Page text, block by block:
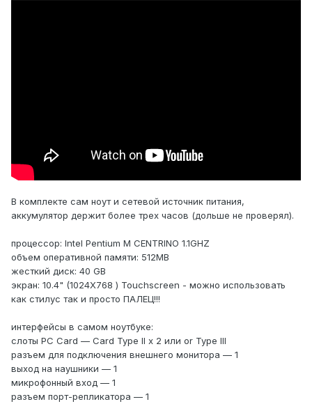
В комплекте сам ноут и сетевой источник питания,
аккумулятор держит более трех часов (дольше не проверял).
процессор: Intel Pentium M CENTRINO 1.1GHZ
объем оперативной памяти: 512MB
жесткий диск: 40 GB
экран: 10.4" (1024X768 ) Touchscreen - можно использовать
как стилус так и просто ПАЛЕЦ!!!
интерфейсы в самом ноутбуке:
слоты PC Card — Card Type II х 2 или or Type III
разъем для подключения внешнего монитора — 1
выход на наушники — 1
микрофонный вход — 1
разъем порт-репликатора — 1